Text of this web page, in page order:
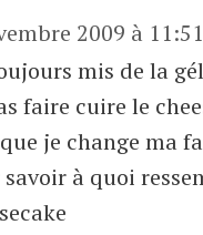
2009 à
mis de la
faire cuire le
je change ma
à quoi